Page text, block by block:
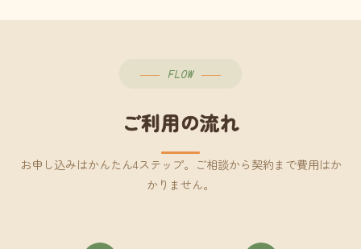
FLOW
ご利用の流れ
お申し込みはかんたん4ステップ。ご相談から契約まで費用はか
かりません。